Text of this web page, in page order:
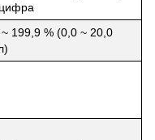
199,9 % (0,0 ~ 20,0